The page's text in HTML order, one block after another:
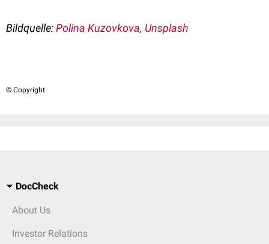
Bildquelle:Polina Kuzovkova, Unsplash
© Copyright
DocCheck
About Us
Investor Relations